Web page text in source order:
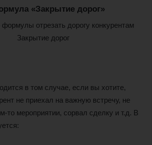
«Закрытие дорог»
в том случае, если вы хотите,
не приехал на важную встречу, не
то мероприятии, сорвал сделку и т.д. В